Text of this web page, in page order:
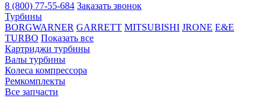
8 (800) 77-55-684 Заказать звонок
Турбины
BORGWARNER GARRETT MITSUBISHI JRONE E&E
TURBO Показать все
Картриджи турбины
Валы турбины
Колеса компрессора
Ремкомплекты
Все запчасти